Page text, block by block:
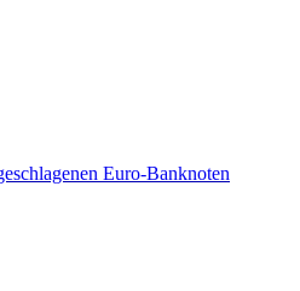
Euro-Banknoten